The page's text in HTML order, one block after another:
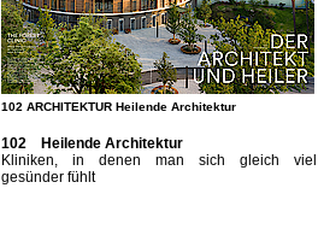
102 ARCHITEKTUR Heilende Architektur
102 Heilende Architektur
Kliniken, in denen man sich gleich viel
gesünder fühlt